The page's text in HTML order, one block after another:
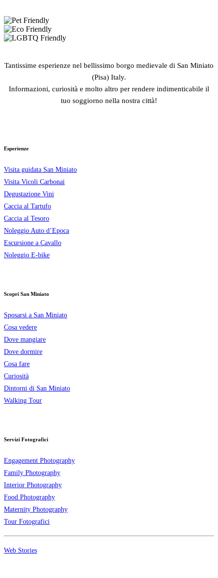
Tantissime esperienze nel bellissimo borgo medievale di San Miniato
(Pisa) Italy.
Informazioni, curiosità e molto altro per rendere indimenticabile il
tuo soggiorno nella nostra città!
Esperienze
Visita guidata San Miniato
Visita Vicoli Carbonai
Degustazione Vini
Caccia al Tartufo
Caccia al Tesoro
Noleggio Auto d’Epoca
Escursione a Cavallo
Noleggio E-bike
Scopri San Miniato
Sposarsi a San Miniato
Cosa vedere
Dove mangiare
Dove dormire
Cosa fare
Curiosità
Dintorni di San Miniato
Walking Tour
Servizi Fotografici
Engagement Photography
Family Photography
Interior Photography
Food Photography
Maternity Photography
Tour Fotografici
Web Stories